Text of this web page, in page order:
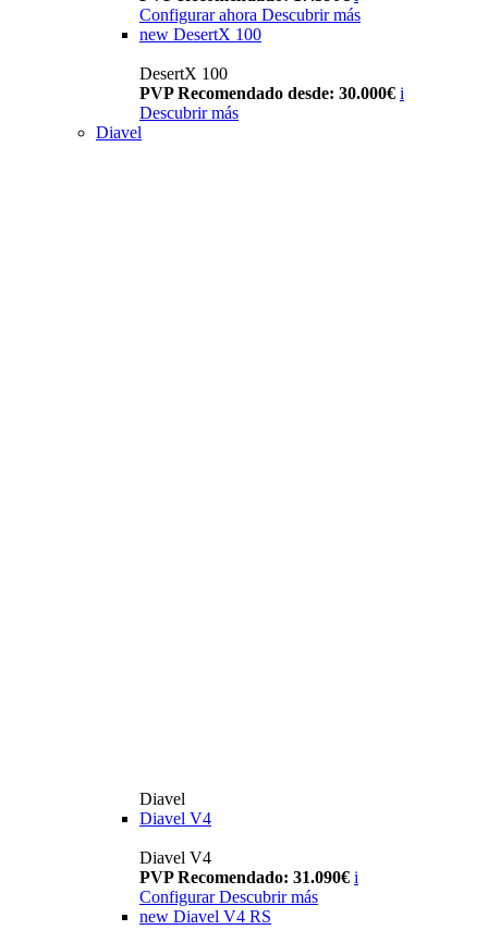
Configurar ahora Descubrir más
new DesertX 100
DesertX 100
PVP Recomendado desde: 30.000€ i
Descubrir más
Diavel
Diavel
Diavel V4
Diavel V4
PVP Recomendado: 31.090€ i
Configurar Descubrir más
new Diavel V4 RS